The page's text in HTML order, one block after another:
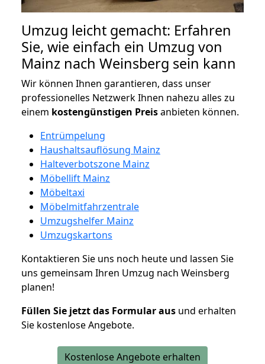
Umzug leicht gemacht: Erfahren
Sie, wie einfach ein Umzug von
Mainz nach Weinsberg sein kann
Wir können Ihnen garantieren, dass unser
professionelles Netzwerk Ihnen nahezu alles zu
einem kostengünstigen Preisanbieten können.
Entrümpelung
Haushaltsauflösung Mainz
Halteverbotszone Mainz
Möbellift Mainz
Möbeltaxi
Möbelmitfahrzentrale
Umzugshelfer Mainz
Umzugskartons
Kontaktieren Sie uns noch heute und lassen Sie
uns gemeinsam Ihren Umzug nach Weinsberg
planen!
Füllen Sie jetzt das Formular aus und erhalten
Sie kostenlose Angebote.
Kostenlose Angebote erhalten